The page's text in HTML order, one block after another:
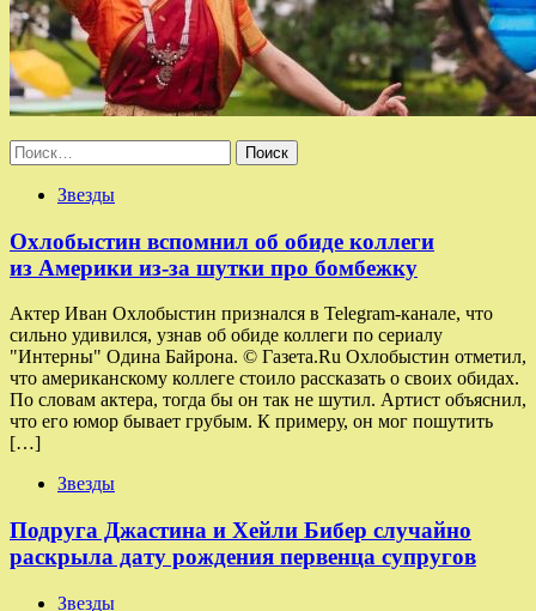
Найти:
Звезды
Охлобыстин вспомнил об обиде коллеги
из Америки из-за шутки про бомбежку
Актер Иван Охлобыстин признался в Telegram-канале, что
сильно удивился, узнав об обиде коллеги по сериалу
"Интерны" Одина Байрона. © Газета.Ru Охлобыстин отметил,
что американскому коллеге стоило рассказать о своих обидах.
По словам актера, тогда бы он так не шутил. Артист объяснил,
что его юмор бывает грубым. К примеру, он мог пошутить
[…]
Звезды
Подруга Джастина и Хейли Бибер случайно
раскрыла дату рождения первенца супругов
Звезды